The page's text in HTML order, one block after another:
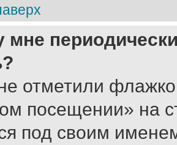
мне
отметили
посещении» на
под своим